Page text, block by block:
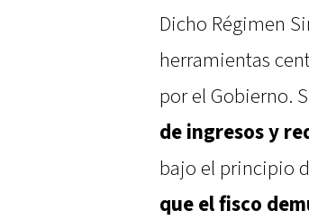
Dicho Régimen
herramientas
por el Gobierno.
de ingresos y
bajo el principio
que el fisco